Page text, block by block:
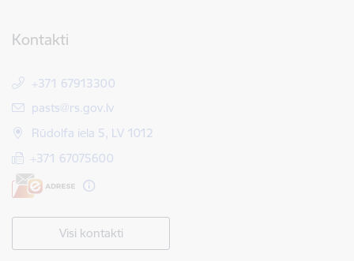
Kontakti
+371 67913300
E-pasts:
pasts@rs.gov.lv
Rūdolfa iela 5, LV 1012
+371 67075600
Visi kontakti